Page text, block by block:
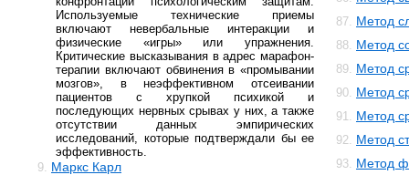
Используемые технические приемы
включают невербальные интеракции и
физические «игры» или упражнения.
Критические высказывания в адрес марафон-
терапии включают обвинения в «промывании
мозгов», в неэффективном отсеивании
пациентов с хрупкой психикой и
последующих нервных срывах у них, а также
отсутствии данных эмпирических
исследований, которые подтверждали бы ее
эффективность.
9. Маркс Карл
87. Метод
88. Метод
89. Метод
90. Метод
91. Метод
92. Метод
93. Метод